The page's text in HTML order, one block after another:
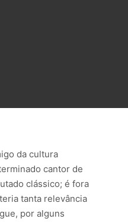
da cultura
cantor de
clássico; é fora
tanta relevância
por alguns